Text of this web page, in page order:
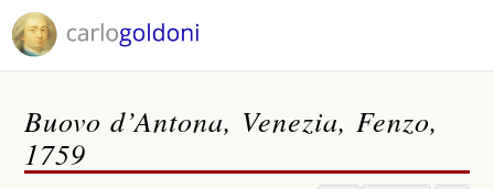
Buovo d’Antona, Venezia, Fenzo,
1759